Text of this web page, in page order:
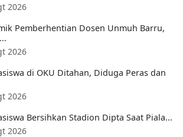
2026
Pemberhentian Dosen Unmuh Barru,
2026
di OKU Ditahan, Diduga Peras dan
2026
Bersihkan Stadion Dipta Saat Piala...
2026